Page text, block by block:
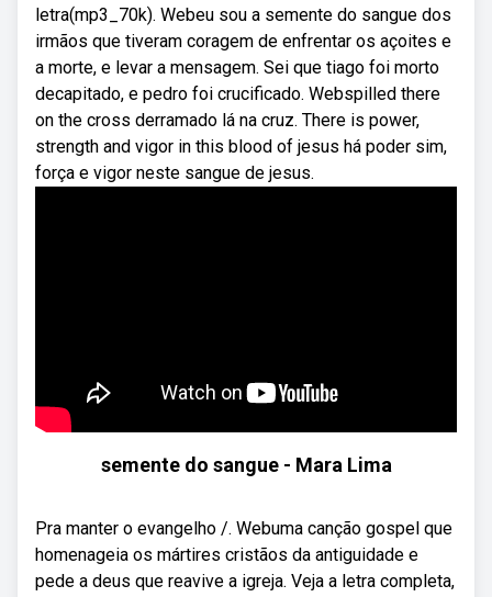
letra(mp3_70k). Webeu sou a semente do sangue dos
irmãos que tiveram coragem de enfrentar os açoites e
a morte, e levar a mensagem. Sei que tiago foi morto
decapitado, e pedro foi crucificado. Webspilled there
on the cross derramado lá na cruz. There is power,
strength and vigor in this blood of jesus há poder sim,
força e vigor neste sangue de jesus.
semente do sangue - Mara Lima
Pra manter o evangelho /. Webuma canção gospel que
homenageia os mártires cristãos da antiguidade e
pede a deus que reavive a igreja. Veja a letra completa,